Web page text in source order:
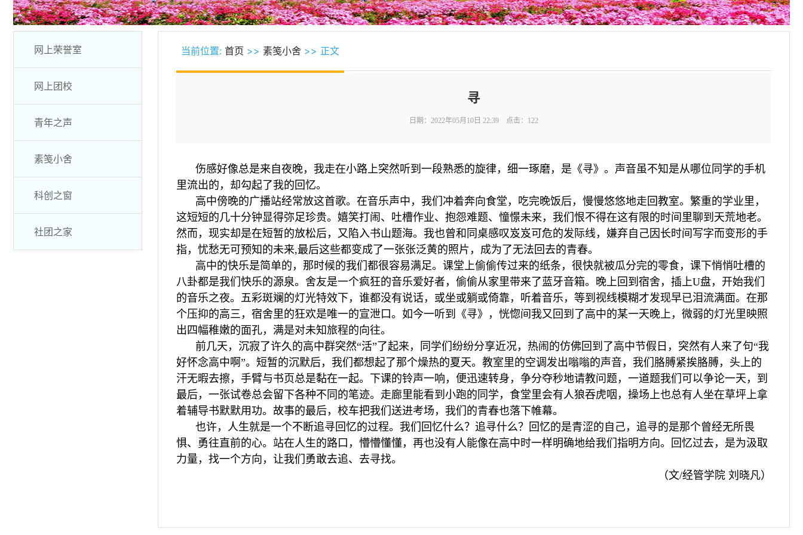
网上荣誉室
网上团校
青年之声
素笺小舍
科创之窗
社团之家
当前位置: 首页 >> 素笺小舍 >> 正文
寻
日期：2022年05月10日 22:39 点击： 122
伤感好像总是来自夜晚，我走在小路上突然听到一段熟悉的旋律，细一琢磨，是《寻》。声音虽不知是从哪位同学的手机
里流出的，却勾起了我的回忆。
高中傍晚的广播站经常放这首歌。在音乐声中，我们冲着奔向食堂，吃完晚饭后，慢慢悠悠地走回教室。繁重的学业里，
这短短的几十分钟显得弥足珍贵。嬉笑打闹、吐槽作业、抱怨难题、憧憬未来，我们恨不得在这有限的时间里聊到天荒地老。
然而，现实却是在短暂的放松后，又陷入书山题海。我也曾和同桌感叹岌岌可危的发际线，嫌弃自己因长时间写字而变形的手
指，忧愁无可预知的未来,最后这些都变成了一张张泛黄的照片，成为了无法回去的青春。
高中的快乐是简单的，那时候的我们都很容易满足。课堂上偷偷传过来的纸条，很快就被瓜分完的零食，课下悄悄吐槽的
八卦都是我们快乐的源泉。舍友是一个疯狂的音乐爱好者，偷偷从家里带来了蓝牙音箱。晚上回到宿舍，插上U盘，开始我们
的音乐之夜。五彩斑斓的灯光特效下，谁都没有说话，或坐或躺或倚靠，听着音乐，等到视线模糊才发现早已泪流满面。在那
个压抑的高三，宿舍里的狂欢是唯一的宣泄口。如今一听到《寻》，恍惚间我又回到了高中的某一天晚上，微弱的灯光里映照
出四幅稚嫩的面孔，满是对未知旅程的向往。
前几天，沉寂了许久的高中群突然“活”了起来，同学们纷纷分享近况，热闹的仿佛回到了高中节假日，突然有人来了句“我
好怀念高中啊”。短暂的沉默后，我们都想起了那个燥热的夏天。教室里的空调发出嗡嗡的声音，我们胳膊紧挨胳膊，头上的
汗无暇去擦，手臂与书页总是黏在一起。下课的铃声一响，便迅速转身，争分夺秒地请教问题，一道题我们可以争论一天，到
最后，一张试卷总会留下各种不同的笔迹。走廊里能看到小跑的同学，食堂里会有人狼吞虎咽，操场上也总有人坐在草坪上拿
着辅导书默默用功。故事的最后，校车把我们送进考场，我们的青春也落下帷幕。
也许，人生就是一个不断追寻回忆的过程。我们回忆什么？追寻什么？回忆的是青涩的自己，追寻的是那个曾经无所畏
惧、勇往直前的心。站在人生的路口，懵懵懂懂，再也没有人能像在高中时一样明确地给我们指明方向。回忆过去，是为汲取
力量，找一个方向，让我们勇敢去追、去寻找。
（文/经管学院 刘晓凡）